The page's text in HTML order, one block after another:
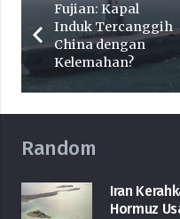
Fujian: Kapal
Induk Tercanggih
China dengan
Kelemahan?
Random
Iran
Hormuz